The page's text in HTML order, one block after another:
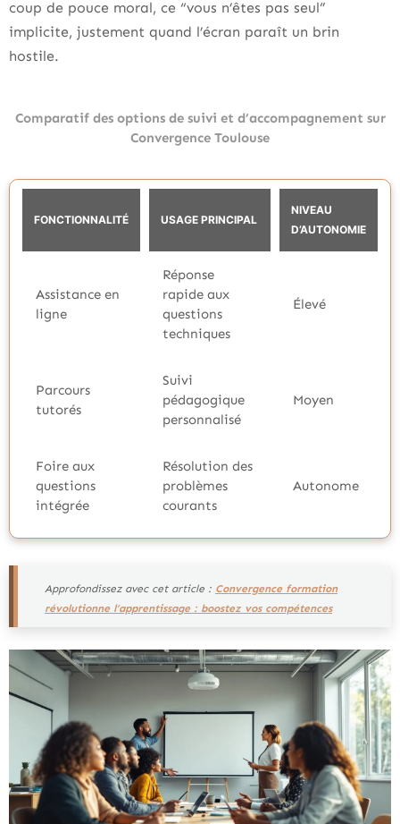
coup de pouce moral, ce “vous n’êtes pas seul”
implicite, justement quand l’écran paraît un brin
hostile.
Comparatif des options de suivi et d’accompagnement sur
Convergence Toulouse
FONCTIONNALITÉ USAGE PRINCIPAL
NIVEAU
D’AUTONOMIE
Assistance en
ligne
Réponse
rapide aux
questions
techniques
Élevé
Parcours
tutorés
Suivi
pédagogique
personnalisé
Moyen
Foire aux
questions
intégrée
Résolution des
problèmes
courants
Autonome
Approfondissez avec cet article : Convergence formation
révolutionne l’apprentissage : boostez vos compétences